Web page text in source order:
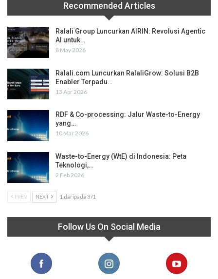
Recommended Articles
Ralali Group Luncurkan AIRIN: Revolusi Agentic
AI untuk…
8 May 2026
Ralali.com Luncurkan RalaliGrow: Solusi B2B
Enabler Terpadu…
13 Apr 2026
RDF & Co-processing: Jalur Waste-to-Energy
yang…
10 Mar 2026
Waste-to-Energy (WtE) di Indonesia: Peta
Teknologi,…
2 Feb 2026
PREV NEXT 1 daripada 371
Follow Us On Social Media